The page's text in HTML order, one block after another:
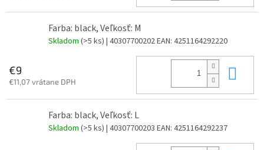
Farba: black, Veľkosť: M
Skladom (>5 ks) | 40307700202EAN: 4251164292220
€9
€11,07 vrátane DPH
Farba: black, Veľkosť: L
Skladom (>5 ks) | 40307700203 EAN: 4251164292237